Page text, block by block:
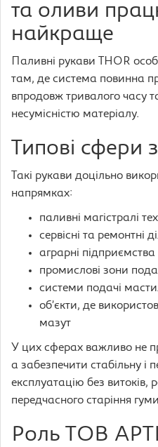
та оливи
найкраще
Паливні рукави THOR
там, де система повинна
впродовж тривалого часу
несумісністю матеріалу.
Типові сфери
Такі рукави доцільно
напрямках:
паливні магістралі
сервісні та ремонтні
аграрні підприємства
промислові зони
системи подачі
об’єкти, де
мазут
У цих сферах важливо не
а забезпечити стабільну і
експлуатацію без витоків,
передчасного старіння
Роль ТОВ